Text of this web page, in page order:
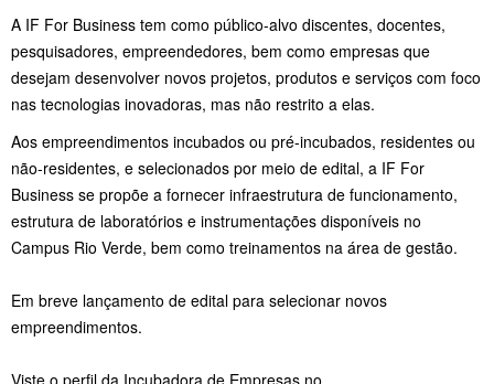
A IF For Business tem como público-alvo discentes, docentes,
pesquisadores, empreendedores, bem como empresas que
desejam desenvolver novos projetos, produtos e serviços com foco
nas tecnologias inovadoras, mas não restrito a elas.
Aos empreendimentos incubados ou pré-incubados, residentes ou
não-residentes, e selecionados por meio de edital, a IF For
Business se propõe a fornecer infraestrutura de funcionamento,
estrutura de laboratórios e instrumentações disponíveis no
Campus Rio Verde, bem como treinamentos na área de gestão.
Em breve lançamento de edital para selecionar novos
empreendimentos.
Viste o perfil da Incubadora de Empresas no